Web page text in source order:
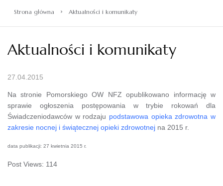
Strona główna › Aktualności i komunikaty
Aktualności i komunikaty
27.04.2015
Na stronie Pomorskiego OW NFZ opublikowano informację w
sprawie ogłoszenia postępowania w trybie rokowań dla
Świadczeniodawców w rodzaju podstawowa opieka zdrowotna w
zakresie nocnej i świątecznej opieki zdrowotnej na 2015 r.
data publikacji: 27 kwietnia 2015 r.
Post Views: 114